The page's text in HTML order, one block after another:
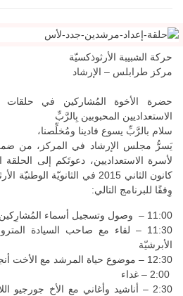
حركة الشبيبة الأرثوذكسيّة
مركز طرابلس – الإرشاد
حضرة الأخوة المُشاركين في
الاستعداديين المحبوبين بِالرَّبِّ
سلام بالرَّبِّ يسوع فادينا ومُخلِّصنا،
يَسرُّ مجلس الإرشاد في المركز، من
كانون الثاني 2015 في الثانويّة
وِفقًا للبرنامج التالي:
11:00 – وصول وتسجيل أسماء المُشارِكين – فطور
11:30 – لقاء مع صاحب السيادة
الأبرشيّة
12:30 – موضوع حياة المرشد مع الأخت أنجيليك بافيتوس
2:30 – أناشيد وأغاني مع الأخ